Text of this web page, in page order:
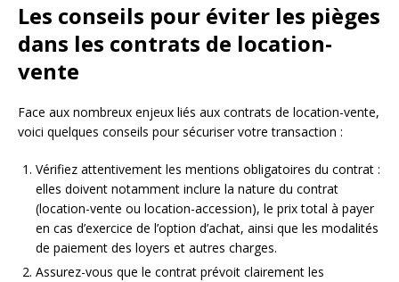
Les conseils pour éviter les pièges
dans les contrats de location-
vente
Face aux nombreux enjeux liés aux contrats de location-vente,
voici quelques conseils pour sécuriser votre transaction :
Vérifiez attentivement les mentions obligatoires du contrat :
elles doivent notamment inclure la nature du contrat
(location-vente ou location-accession), le prix total à payer
en cas d’exercice de l’option d’achat, ainsi que les modalités
de paiement des loyers et autres charges.
Assurez-vous que le contrat prévoit clairement les